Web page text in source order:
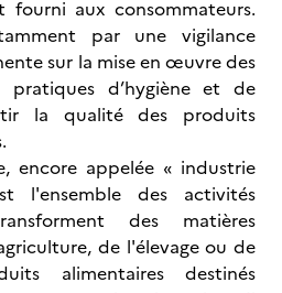
aux consommateurs.
par une vigilance
sur la mise en œuvre des
d’hygiène et de
la qualité des produits
encore appelée « industrie
l'ensemble des activités
des matières
de l'élevage ou de
alimentaires destinés